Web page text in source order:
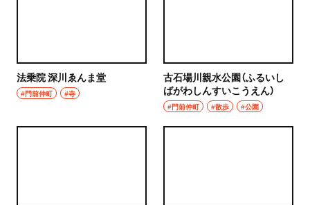
法乗院 深川ゑんま堂
#門前仲町 #寺
古石場川親水公園（ふるいし
ばがわしんすいこうえん）
#門前仲町 #散歩 #公園